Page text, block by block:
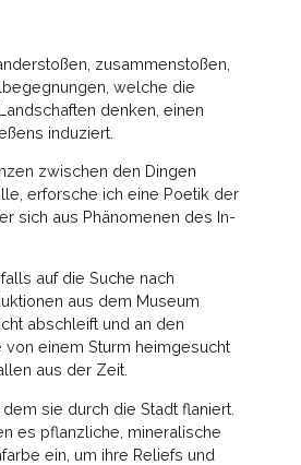
zusammenstoßen,
welche die
denken, einen
induziert.
zwischen den Dingen
erforsche ich eine Poetik der
sich aus Phänomenen des In-
auf die Suche nach
aus dem Museum
abschleift und an den
von einem Sturm heimgesucht
aus der Zeit.
sie durch die Stadt flaniert.
es pflanzliche, mineralische
ein, um ihre Reliefs und